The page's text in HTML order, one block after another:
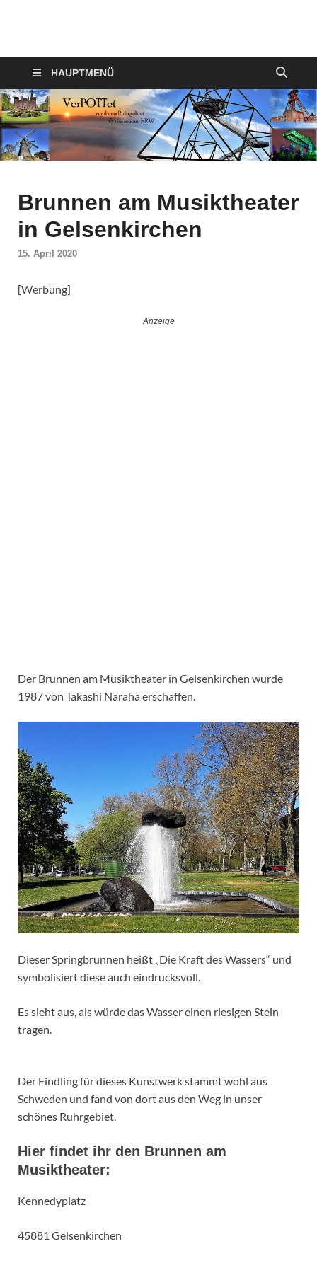
VerPOTTet
HAUPTMENÜ
Brunnen am Musiktheater
in Gelsenkirchen
15. April 2020
[Werbung]
Der Brunnen am Musiktheater in Gelsenkirchen wurde
1987 von Takashi Naraha erschaffen.
Dieser Springbrunnen heißt „Die Kraft des Wassers“ und
symbolisiert diese auch eindrucksvoll.
Es sieht aus, als würde das Wasser einen riesigen Stein
tragen.
Der Findling für dieses Kunstwerk stammt wohl aus
Schweden und fand von dort aus den Weg in unser
schönes Ruhrgebiet.
Hier findet ihr den Brunnen am
Musiktheater:
Kennedyplatz
45881 Gelsenkirchen